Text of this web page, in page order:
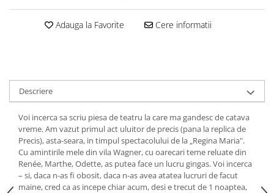
Adauga la Favorite Cere informatii
Descriere
Voi incerca sa scriu piesa de teatru la care ma gandesc de catava
vreme. Am vazut primul act uluitor de precis (pana la replica de
Precis), asta-seara, in timpul spectacolului de la „Regina Maria".
Cu amintirile mele din vila Wagner, cu oarecari teme reluate din
Renée, Marthe, Odette, as putea face un lucru gingas. Voi incerca
– si, daca n-as fi obosit, daca n-as avea atatea lucruri de facut
maine, cred ca as incepe chiar acum, desi e trecut de 1 noaptea,